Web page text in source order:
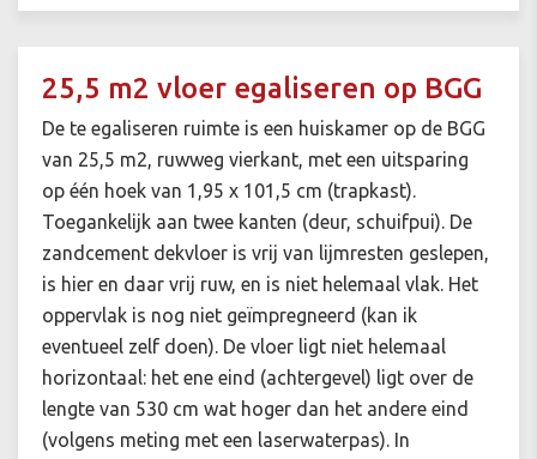
25,5 m2 vloer egaliseren op BGG
De te egaliseren ruimte is een huiskamer op de BGG
van 25,5 m2, ruwweg vierkant, met een uitsparing
op één hoek van 1,95 x 101,5 cm (trapkast).
Toegankelijk aan twee kanten (deur, schuifpui). De
zandcement dekvloer is vrij van lijmresten geslepen,
is hier en daar vrij ruw, en is niet helemaal vlak. Het
oppervlak is nog niet geïmpregneerd (kan ik
eventueel zelf doen). De vloer ligt niet helemaal
horizontaal: het ene eind (achtergevel) ligt over de
lengte van 530 cm wat hoger dan het andere eind
(volgens meting met een laserwaterpas). In